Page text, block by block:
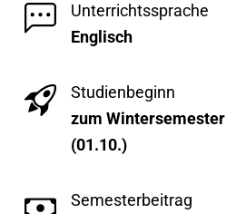
Unterrichtssprache
Englisch
Studienbeginn
zum Wintersemester
(01.10.)
Semesterbeitrag